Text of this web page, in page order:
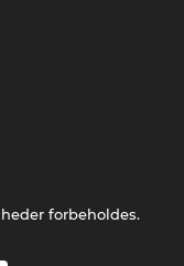
forbeholdes.